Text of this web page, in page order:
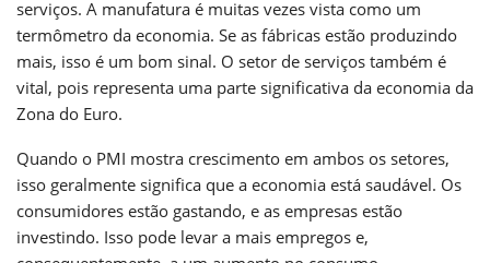
serviços. A manufatura é muitas vezes vista como um
termômetro da economia. Se as fábricas estão produzindo
mais, isso é um bom sinal. O setor de serviços também é
vital, pois representa uma parte significativa da economia da
Zona do Euro.
Quando o PMI mostra crescimento em ambos os setores,
isso geralmente significa que a economia está saudável. Os
consumidores estão gastando, e as empresas estão
investindo. Isso pode levar a mais empregos e,